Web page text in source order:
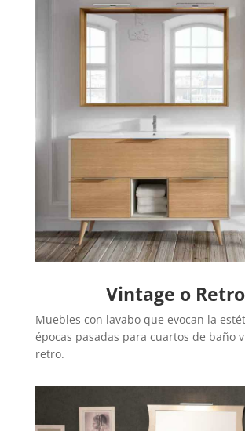
Vintage o Retro
Muebles con lavabo que evocan la
épocas pasadas para cuartos de baño
retro.